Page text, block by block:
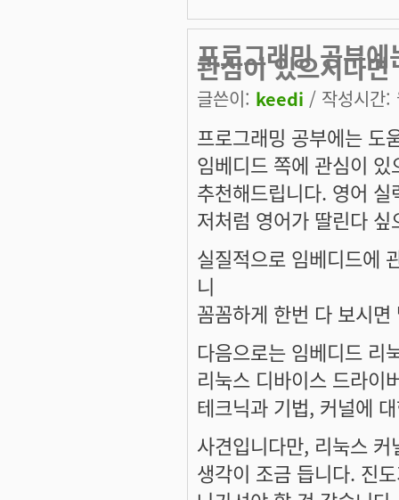
프로그래밍 공부
관심이 있으시다면
글쓴이: keedi / 작성시간
프로그래밍 공부에는 도
임베디드 쪽에 관심이
추천해드립니다. 영어
저처럼 영어가 딸린다
실질적으로 임베디드에
니
꼼꼼하게 한번 다 보시
다음으로는 임베디드 리
리눅스 디바이스 드라이
테크닉과 기법, 커널에
사견입니다만, 리눅스
생각이 조금 듭니다. 진